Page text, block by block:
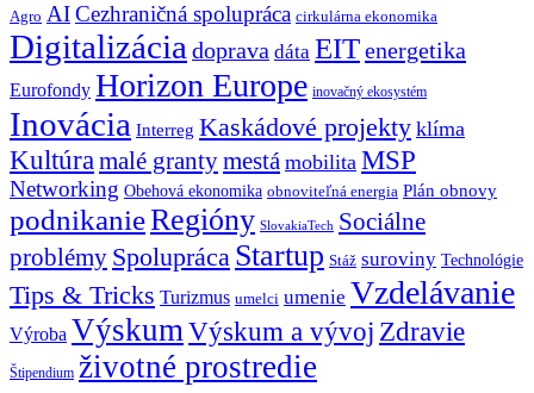
Agro AICezhraničná spolupráca cirkulárna ekonomika
Digitalizácia doprava dáta EITenergetika
Eurofondy Horizon Europe inovačný ekosystém
Inovácia Interreg Kaskádové projekty klíma
Kultúramalé grantymestá mobilita MSP
Networking Obehová ekonomika obnoviteľná energia Plán obnovy
podnikanieRegióny SlovakiaTech Sociálne
problémy Spolupráca Startup Stáž suroviny Technológie
Tips & Tricks Turizmus umelci umenie Vzdelávanie
Výroba VýskumVýskum a vývoj Zdravie
Štipendium životné prostredie